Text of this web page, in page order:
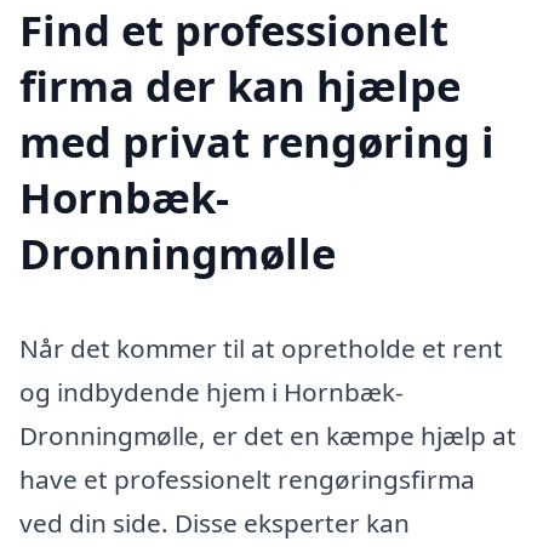
Find et professionelt
firma der kan hjælpe
med privat rengøring i
Hornbæk-
Dronningmølle
Når det kommer til at opretholde et rent
og indbydende hjem i Hornbæk-
Dronningmølle, er det en kæmpe hjælp at
have et professionelt rengøringsfirma
ved din side. Disse eksperter kan